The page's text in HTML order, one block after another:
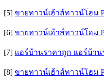
[5] ขายทาวน์เฮ้าส์ทาวน์โฮม
[6] ขายทาวน์เฮ้าส์ทาวน์โฮม
[7] แอร์บ้านราคาถูก แอร์บ้า
[8] ขายทาวน์เฮ้าส์ทาวน์โฮม